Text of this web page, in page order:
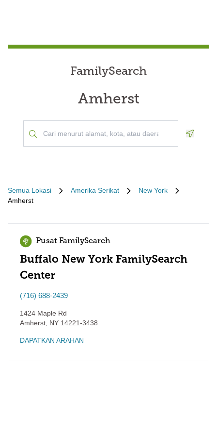
FamilySearch
Amherst
Semua Lokasi Amerika Serikat
New York
Amherst
Pusat FamilySearch
Buffalo New York FamilySearch
Center
(716) 688-2439
1424 Maple Rd
Amherst NY 14221-3438
DAPATKAN ARAHAN